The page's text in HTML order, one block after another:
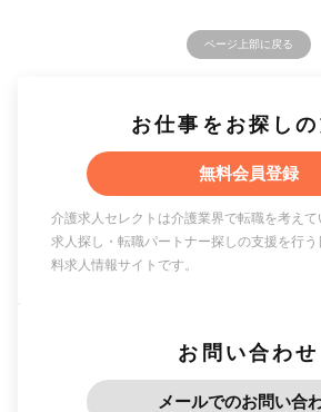
ページ上部に戻る
お仕事をお探し
無料会員登録
介護求人セレクトは介護業界で転職を考えて
求人探し・転職パートナー探しの支援を行
料求人情報サイトです。
お問い合わせ
メールでのお問い合